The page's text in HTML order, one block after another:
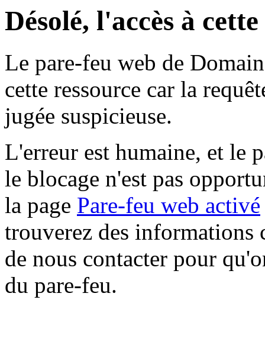
Désolé, l'accès à
Le pare-feu web de
cette ressource car la
jugée suspicieuse.
L'erreur est humaine, et le
le blocage n'est pas
la page Pare-feu web activé
trouverez des informations
de nous contacter pour
du pare-feu.